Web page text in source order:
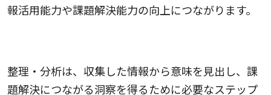
報活用能力や課題解決能力の向上につながります。
整理・分析は、収集した情報から意味を見出し、課
題解決につながる洞察を得るために必要なステップ